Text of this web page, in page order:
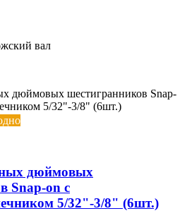
вал
дюймовых
Snap-on с
5/32"-3/8" (6шт.)